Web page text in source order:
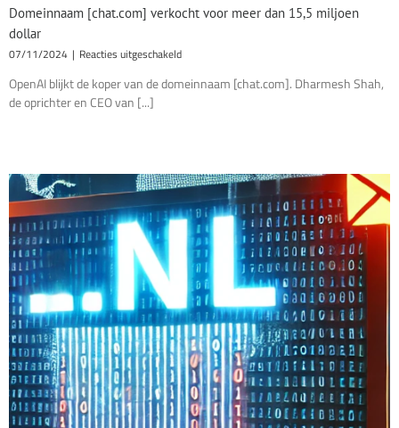
Domeinnaam [chat.com] verkocht voor meer dan 15,5 miljoen
dollar
07/11/2024 | Reacties uitgeschakeldvoor
[chat.com]
miljoen
dollar
OpenAI blijkt de koper van de domeinnaam [chat.com]. Dharmesh Shah,
de oprichter en CEO van [...]